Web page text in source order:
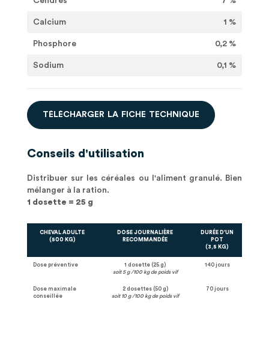
Calcium 1 %
Phosphore 0,2 %
Sodium 0,1 %
T É LÉCHARG E R LA FI CH E T ECH N QU E
Conseils d'utilisation
Distribuer sur les céréales ou l'aliment granulé. Bien
mélanger à la ration.
1 dosette = 25 g
CHEVAL ADULTE
(500 KG)
DOSE JOURNALIÈRE
RECOMMANDÉE
DURÉE D'UN
POT
(3,5 KG)
Dose préventive
1 dosette (25 g)
soit 5 g /100 kg de poids vif
140 jours
Dose maximale
conseillée
2 dosettes (50 g)
soit 10 g /100 kg de poids vif
70 jours